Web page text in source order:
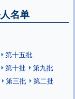
名单
第十五批
第十批
第九批
第三批
第二批